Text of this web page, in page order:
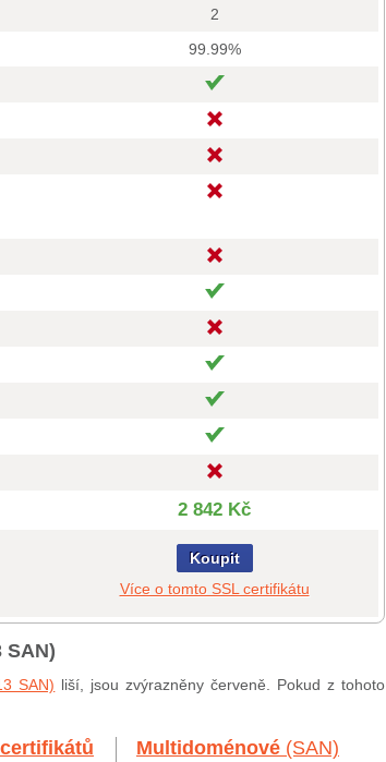
2
99.99%
2 842 Kč
Koupit
Více o tomto SSL certifikátu
SAN)
SAN) liší, jsou zvýrazněny červeně. Pokud z tohoto
Multidoménové (SAN)